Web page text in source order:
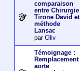
comparaison
entre Chirurgie
Tirone David et
méthode
Lansac
par Oliv
Témoignage :
Remplacement
aorte